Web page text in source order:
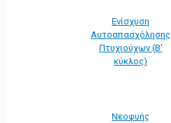
Ενίσχυση
Αυτοαπασχόλησης
Πτυχιούχων (Β'
κύκλος)
Νεοφυής